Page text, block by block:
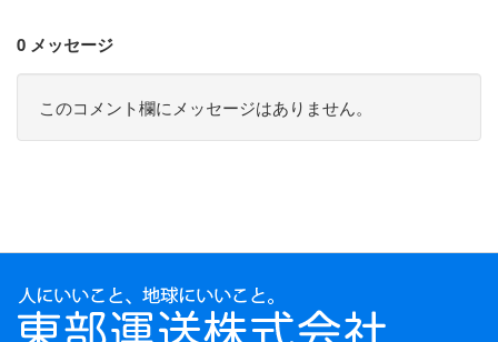
0 メッセージ
このコメント欄にメッセージはありません。